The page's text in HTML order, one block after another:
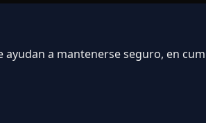
a mantenerse seguro, en